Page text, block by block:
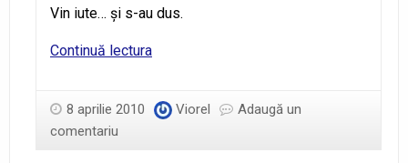
Vin iute… şi s-au dus.
Continuă lecturaÎn
8 aprilie 2010 Viorel
Adaugă un
comentariu